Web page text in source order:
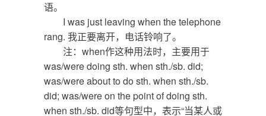
语。
I was just leaving when the telephone
rang. 我正要离开，电话铃响了。
注：when作这种用法时，主要用于
was/were doing sth. when sth./sb. did;
was/were about to do sth. when sth./sb.
did; was/were on the point of doing sth.
when sth./sb. did等句型中，表示“当某人或